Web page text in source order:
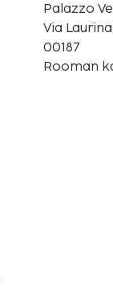
Palazzo
Via
00187
Rooman